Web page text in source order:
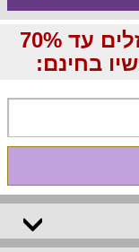
קבלו מבצעים לוהטים ומוזלים עד 70%
בחינם: